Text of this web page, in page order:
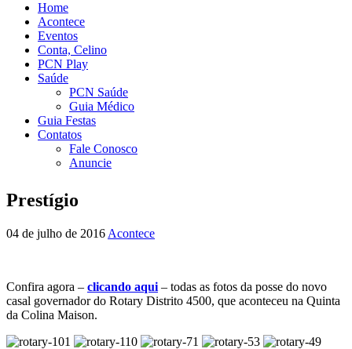
Home
Acontece
Eventos
Conta, Celino
PCN Play
Saúde
PCN Saúde
Guia Médico
Guia Festas
Contatos
Fale Conosco
Anuncie
Prestígio
04 de julho de 2016 Acontece
Confira agora – clicando aqui – todas as fotos da posse do novo
casal governador do Rotary Distrito 4500, que aconteceu na Quinta
da Colina Maison.